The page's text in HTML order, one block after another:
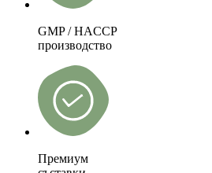
GMP / HACCP
производство
Премиум